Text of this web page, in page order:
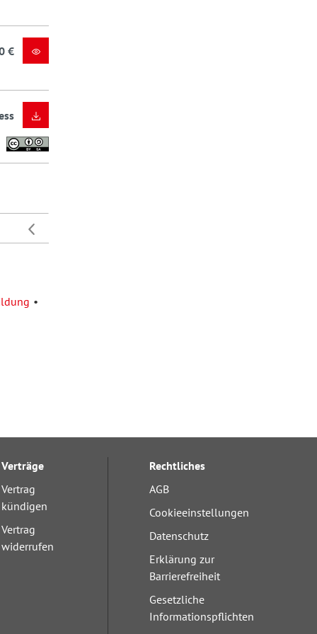
€
Verträge
Vertrag
kündigen
Vertrag
widerrufen
Rechtliches
AGB
Cookieeinstellungen
Datenschutz
Erklärung zur
Barrierefreiheit
Gesetzliche
Informationspflichten